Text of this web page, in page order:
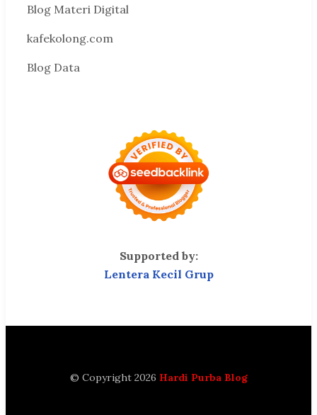
Blog Materi Digital
kafekolong.com
Blog Data
Supported by:
Lentera Kecil Grup
© Copyright 2026 Hardi Purba Blog